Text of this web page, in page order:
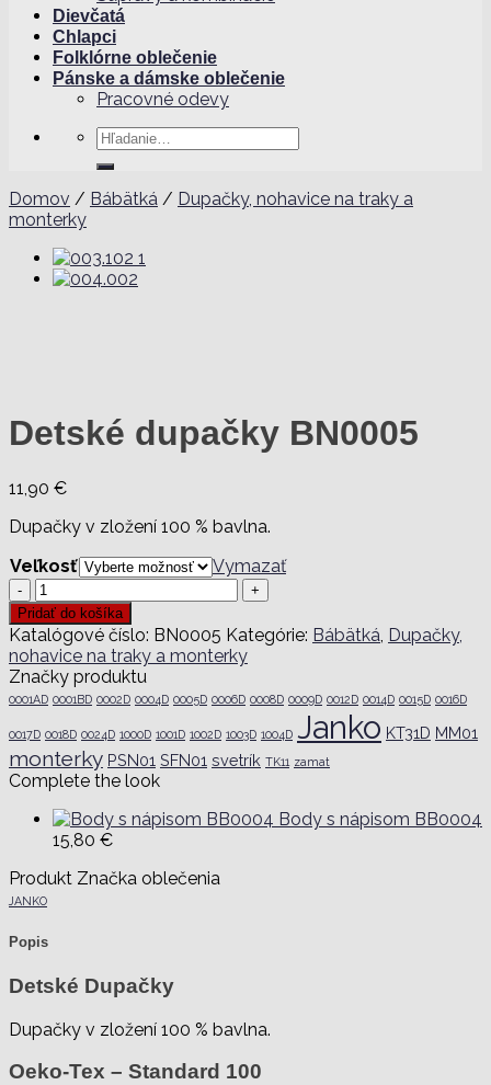
Dievčatá
Chlapci
Folklórne oblečenie
Pánske a dámske oblečenie
Pracovné odevy
Hľadať:
Domov / Bábätká / Dupačky, nohavice na traky a
monterky
Detské dupačky BN0005
11,90 €
Dupačky v zložení 100 % bavlna.
Veľkosť
Vymazať
množstvo
Detské
dupačky
BN0005
Pridať do košíka
Katalógové číslo: BN0005 Kategórie: Bábätká Dupačky,
nohavice na traky a monterky
Značky produktu
0001AD 0001BD 0002D 0004D 0005D 0006D 0008D 0009D 0012D 0014D 0015D 0016D
0017D 0018D 0024D 1000D 1001D 1002D 1003D 1004D Janko KT31D MM01
monterky PSN01 SFN01 svetrík TK11 zamat
Complete the look
Body s nápisom BB0004
15,80 €
Produkt Značka oblečenia
JANKO
Popis
Detské Dupačky
Dupačky v zložení 100 % bavlna.
Oeko-Tex – Standard 100